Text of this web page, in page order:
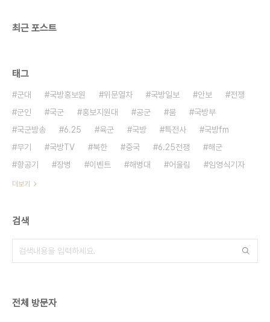
최근 포스트
태그
군대 국방홍보원 위문열차 국방일보 안보
전쟁
군인
국군 홍보지원대 공군 붐
국방부
국군방송
6.25 육군 국방 특전사
국방fm
무기
국방TV 북한 중국 6.25전쟁
해군
항공기
장병 이벤트 해병대 어울림 임영식기자
더보기
검색
전체 방문자